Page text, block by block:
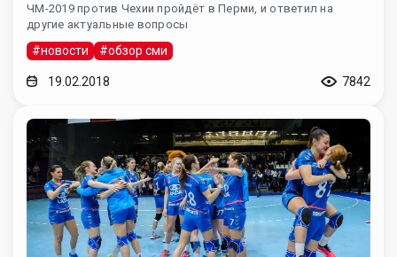
ЧМ-2019 против Чехии пройдёт в Перми, и ответил на
другие актуальные вопросы
#новости #обзор сми
19.02.2018 7842